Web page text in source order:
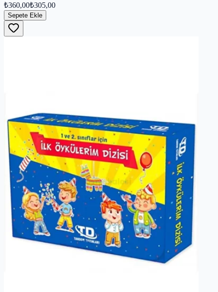
₺360,00₺305,00
Sepete Ekle